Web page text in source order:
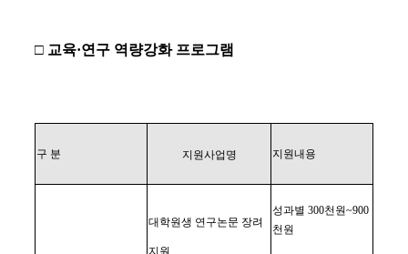
□ 교육·연구 역량강화 프로그램
구 분 지원사업명 지원내용
대학원생 연구논문 장려
지원
성과별 300천원~900
천원